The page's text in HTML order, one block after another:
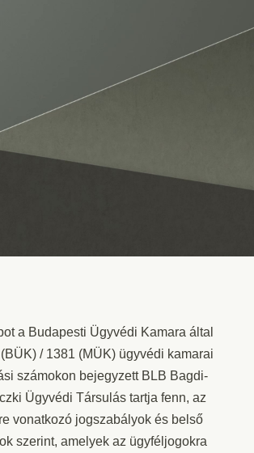
a Budapesti Ügyvédi Kamara által
/ 1381 (MÜK) ügyvédi kamarai
számokon bejegyzett BLB Bagdi-
Ügyvédi Társulás tartja fenn, az
vonatkozó jogszabályok és belső
szerint, amelyek az ügyféljogokra